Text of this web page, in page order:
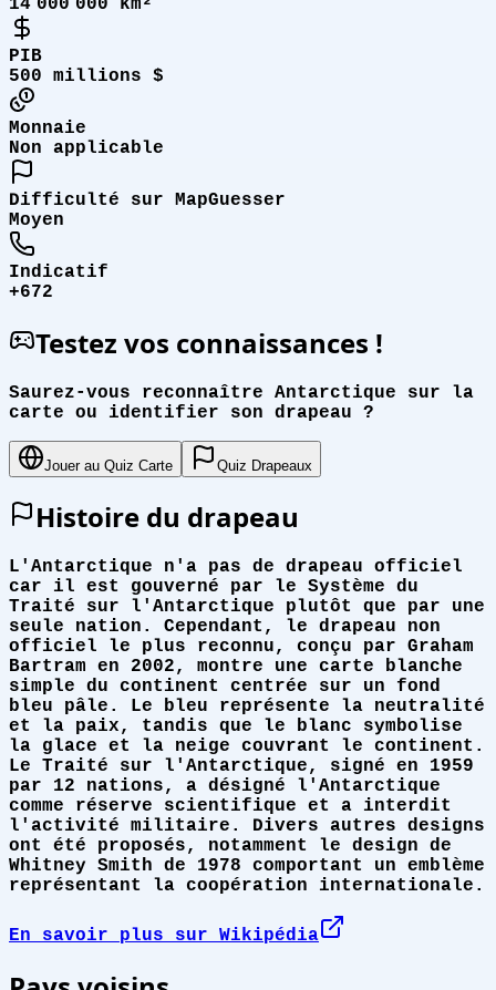
14 000 000 km²
PIB
500 millions $
Monnaie
Non applicable
Difficulté sur MapGuesser
Moyen
Indicatif
+672
Testez vos connaissances !
Saurez-vous reconnaître Antarctique sur la
carte ou identifier son drapeau ?
Jouer au Quiz Carte Quiz Drapeaux
Histoire du drapeau
L'Antarctique n'a pas de drapeau officiel
car il est gouverné par le Système du
Traité sur l'Antarctique plutôt que par une
seule nation. Cependant, le drapeau non
officiel le plus reconnu, conçu par Graham
Bartram en 2002, montre une carte blanche
simple du continent centrée sur un fond
bleu pâle. Le bleu représente la neutralité
et la paix, tandis que le blanc symbolise
la glace et la neige couvrant le continent.
Le Traité sur l'Antarctique, signé en 1959
par 12 nations, a désigné l'Antarctique
comme réserve scientifique et a interdit
l'activité militaire. Divers autres designs
ont été proposés, notamment le design de
Whitney Smith de 1978 comportant un emblème
représentant la coopération internationale.
En savoir plus sur Wikipédia